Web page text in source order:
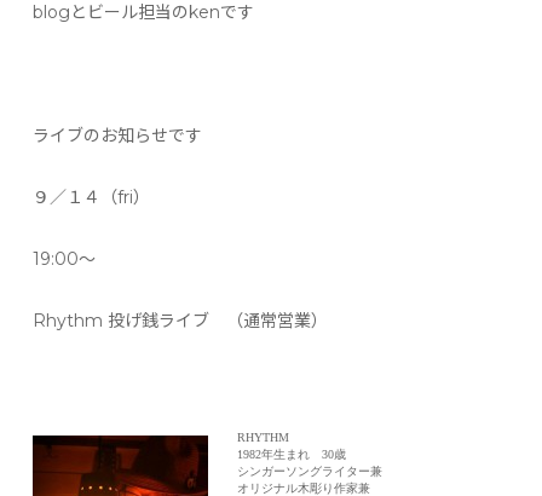
blogとビール担当のkenです
ライブのお知らせです
９／１４（fri）
19:00〜
Rhythm 投げ銭ライブ （通常営業）
RHYTHM
1982年生まれ 30歳
シンガーソングライター兼
オリジナル木彫り作家兼